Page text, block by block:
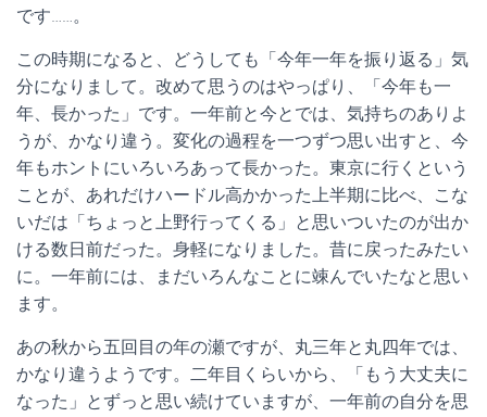
です……。
この時期になると、どうしても「今年一年を振り返る」気
分になりまして。改めて思うのはやっぱり、「今年も一
年、長かった」です。一年前と今とでは、気持ちのありよ
うが、かなり違う。変化の過程を一つずつ思い出すと、今
年もホントにいろいろあって長かった。東京に行くという
ことが、あれだけハードル高かかった上半期に比べ、こな
いだは「ちょっと上野行ってくる」と思いついたのが出か
ける数日前だった。身軽になりました。昔に戻ったみたい
に。一年前には、まだいろんなことに竦んでいたなと思い
ます。
あの秋から五回目の年の瀬ですが、丸三年と丸四年では、
かなり違うようです。二年目くらいから、「もう大丈夫に
なった」とずっと思い続けていますが、一年前の自分を思